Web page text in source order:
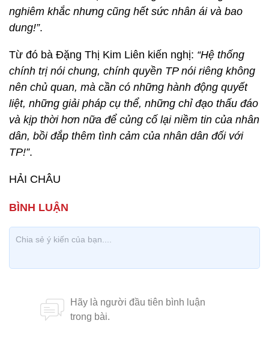
nghiêm khắc nhưng cũng hết sức nhân ái và bao
dung!”.
Từ đó bà Đặng Thị Kim Liên kiến nghị: “Hệ thống
chính trị nói chung, chính quyền TP nói riêng không
nên chủ quan, mà cần có những hành động quyết
liệt, những giải pháp cụ thể, những chỉ đạo thấu đáo
và kịp thời hơn nữa để củng cố lại niềm tin của nhân
dân, bồi đắp thêm tình cảm của nhân dân đối với
TP!”.
HẢI CHÂU